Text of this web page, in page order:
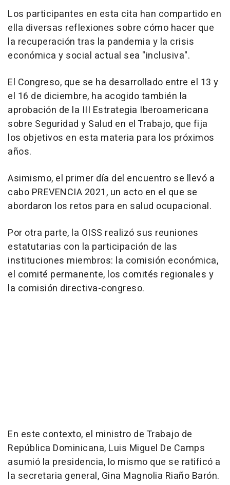
Los participantes en esta cita han compartido en
ella diversas reflexiones sobre cómo hacer que
la recuperación tras la pandemia y la crisis
económica y social actual sea "inclusiva".
El Congreso, que se ha desarrollado entre el 13 y
el 16 de diciembre, ha acogido también la
aprobación de la III Estrategia Iberoamericana
sobre Seguridad y Salud en el Trabajo, que fija
los objetivos en esta materia para los próximos
años.
Asimismo, el primer día del encuentro se llevó a
cabo PREVENCIA 2021, un acto en el que se
abordaron los retos para en salud ocupacional.
Por otra parte, la OISS realizó sus reuniones
estatutarias con la participación de las
instituciones miembros: la comisión económica,
el comité permanente, los comités regionales y
la comisión directiva-congreso.
En este contexto, el ministro de Trabajo de
República Dominicana, Luis Miguel De Camps
asumió la presidencia, lo mismo que se ratificó a
la secretaria general, Gina Magnolia Riaño Barón.